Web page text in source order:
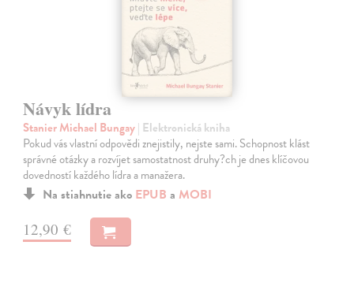
Návyk lídra
Stanier Michael Bungay| Elektronická kniha
Pokud vás vlastní odpovědi znejistily, nejste sami. Schopnost klást
správné otázky a rozvíjet samostatnost druhy?ch je dnes klíčovou
dovedností každého lídra a manažera.
Na stiahnutie ako EPUB a MOBI
12,90 €